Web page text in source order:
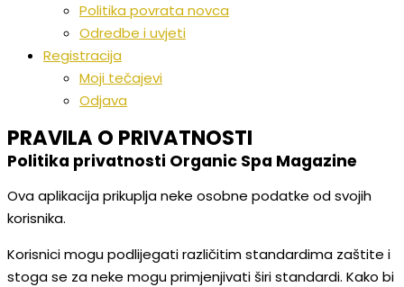
Politika povrata novca
Odredbe i uvjeti
Registracija
Moji tečajevi
Odjava
PRAVILA O PRIVATNOSTI
Politika privatnosti Organic Spa Magazine
Ova aplikacija prikuplja neke osobne podatke od svojih
korisnika.
Korisnici mogu podlijegati različitim standardima zaštite i
stoga se za neke mogu primjenjivati širi standardi. Kako bi